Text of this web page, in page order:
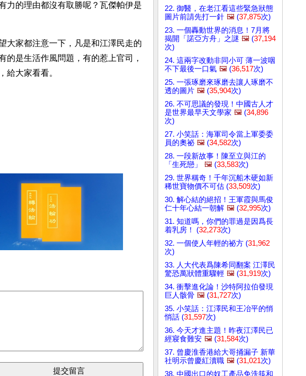
力的理由都沒有取勝呢？瓦傑帕伊是
大家都注意一下，凡是和江澤民走的
的是生活作風問題，有的惹上官司，
給大家看看。
22. 御醫，在老江看這些緊急狀態
圖片前請先打一針 🖼️ (37,875次)
23. 一個轟動世界的消息！7月將
揭開「諾亞方舟」之謎 🖼️ (37,194
次)
24. 這兩字改動非同小可 薄一波咽
不下最後一口氣 🖼️ (36,517次)
25. 一張琢磨來琢磨去讓人琢磨不
透的圖片 🖼️ (35,904次)
26. 不可思議的發現！中國古人才
是世界最早天文學家 🖼️ (34,896
次)
27. 小笑話：海軍司令當上軍委委
員的奧祕 🖼️ (34,582次)
28. 一段新故事！陳至立與江的
「生死戀」
🖼️ (33,583次)
29. 世界稱奇！千年沉船木硬如新
稀世寶物價不可估 (33,509次)
30. 解心結的絕招！王軍霞與馬俊
仁十年心結一朝解 🖼️ (32,995次)
31. 知道嗎，你們的罪過是因爲長
着乳房！ (32,273次)
32. 一個使人年輕的祕方 (31,962
次)
33. 人大代表爲陳希同翻案 江澤民
驚恐萬狀體重驟輕 🖼️ (31,919次)
34. 衝擊進化論！沙特阿拉伯發現
巨人骸骨 🖼️ (31,727次)
35. 小笑話：江澤民和王冶平的悄
悄話 (31,597次)
36. 今天才進主題！昨夜江澤民已
經寢食難安 🖼️ (31,584次)
37. 曾慶淮香港給大哥捅漏子 新華
社明示曾慶紅瀆職 🖼️ (31,021次)
38. 中國出口的奴工產品免洗筷和